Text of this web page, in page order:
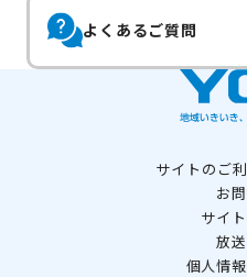
よくあるご質問
サイトのご
お
サイ
放
個人情